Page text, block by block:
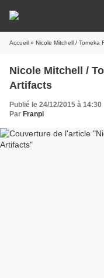
Accueil » Nicole Mitchell / Tomeka
Nicole Mitchell /
Artifacts
Publié le 24/12/2015 à 14:30
Par Franpi